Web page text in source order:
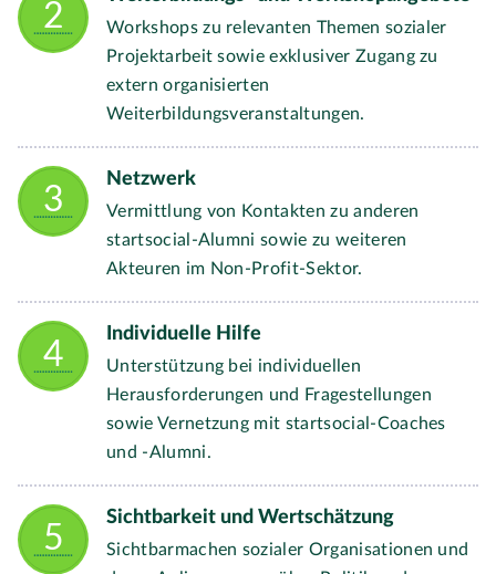
Workshops zu relevanten Themen sozialer
Projektarbeit sowie exklusiver Zugang zu
extern organisierten
Weiterbildungsveranstaltungen.
Netzwerk
Vermittlung von Kontakten zu anderen
startsocial-Alumni sowie zu weiteren
Akteuren im Non-Profit-Sektor.
Individuelle Hilfe
Unterstützung bei individuellen
Herausforderungen und Fragestellungen
sowie Vernetzung mit startsocial-Coaches
und -Alumni.
Sichtbarkeit und Wertschätzung
Sichtbarmachen sozialer Organisationen und